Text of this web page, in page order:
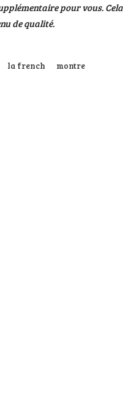
pour vous.
de qualité.
la french montre